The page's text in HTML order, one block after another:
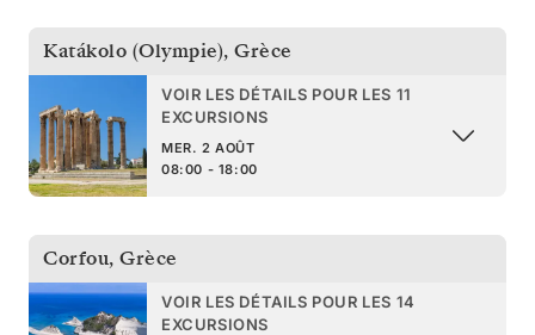
Katákolo (Olympie), Grèce
VOIR LES DÉTAILS POUR LES 11
EXCURSIONS
MER. 2 AOÛT
08:00 - 18:00
Corfou, Grèce
VOIR LES DÉTAILS POUR LES 14
EXCURSIONS